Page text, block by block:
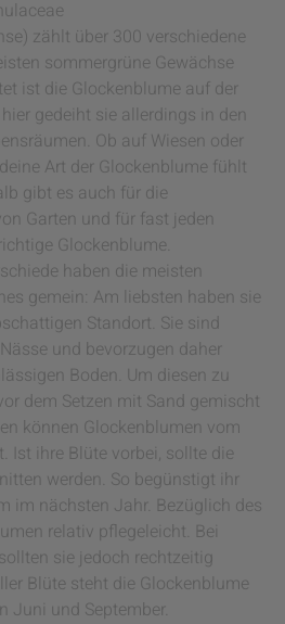
zählt über 300 verschiedene
sommergrüne Gewächse
ist die Glockenblume auf der
gedeiht sie allerdings in den
Ob auf Wiesen oder
Art der Glockenblume fühlt
gibt es auch für die
Garten und für fast jeden
Glockenblume.
haben die meisten
gemein: Am liebsten haben sie
Standort. Sie sind
und bevorzugen daher
Boden. Um diesen zu
dem Setzen mit Sand gemischt
können Glockenblumen vom
Ist ihre Blüte vorbei, sollte die
werden. So begünstigt ihr
im nächsten Jahr. Bezüglich des
relativ pflegeleicht. Bei
sie jedoch rechtzeitig
Blüte steht die Glockenblume
Juni und September.